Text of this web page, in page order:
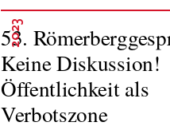
2023
53.
Keine Diskussion!
Öffentlichkeit als
Verbotszone